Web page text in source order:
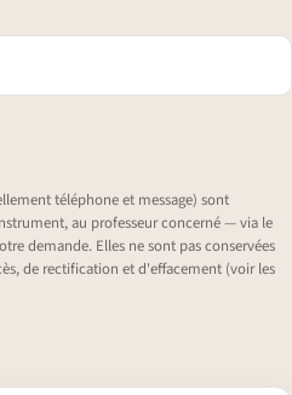
téléphone et message) sont
au professeur concerné — via le
demande. Elles ne sont pas conservées
de rectification et d'effacement (voir les